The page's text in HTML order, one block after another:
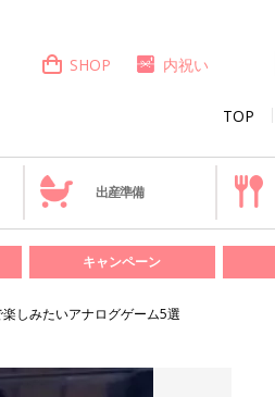
TOP
SHOP 内祝い
出産準備
キャンペーン
しみたいアナログゲーム5選